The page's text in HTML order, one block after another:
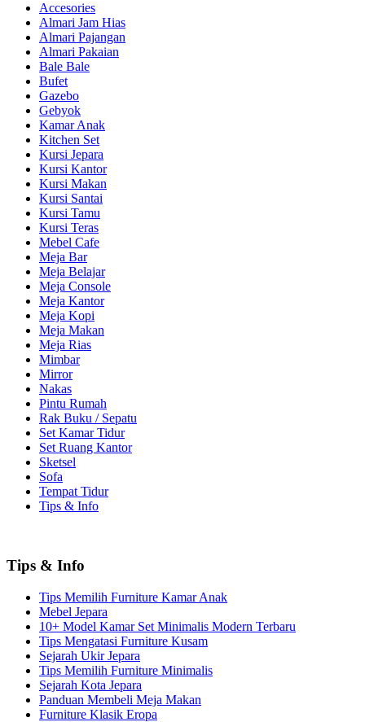
Accesories
Almari Jam Hias
Almari Pajangan
Almari Pakaian
Bale Bale
Bufet
Gazebo
Gebyok
Kamar Anak
Kitchen Set
Kursi Jepara
Kursi Kantor
Kursi Makan
Kursi Santai
Kursi Tamu
Kursi Teras
Mebel Cafe
Meja Bar
Meja Belajar
Meja Console
Meja Kantor
Meja Kopi
Meja Makan
Meja Rias
Mimbar
Mirror
Nakas
Pintu Rumah
Rak Buku / Sepatu
Set Kamar Tidur
Set Ruang Kantor
Sketsel
Sofa
Tempat Tidur
Tips & Info
Tips & Info
Tips Memilih Furniture Kamar Anak
Mebel Jepara
10+ Model Kamar Set Minimalis Modern Terbaru
Tips Mengatasi Furniture Kusam
Sejarah Ukir Jepara
Tips Memilih Furniture Minimalis
Sejarah Kota Jepara
Panduan Membeli Meja Makan
Furniture Klasik Eropa